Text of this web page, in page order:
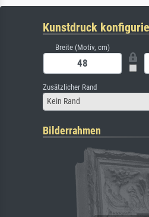
Kunstdruck
Breite (Motiv, cm)
Zusätzlicher Rand
Kein Rand
Bilderrahmen